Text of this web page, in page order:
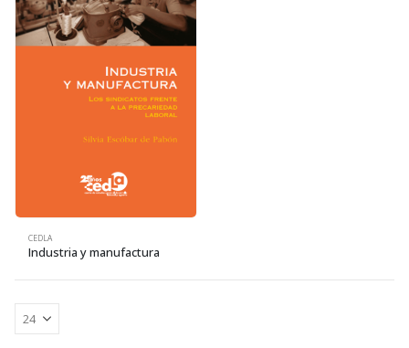
CEDLA
Industria y manufactura